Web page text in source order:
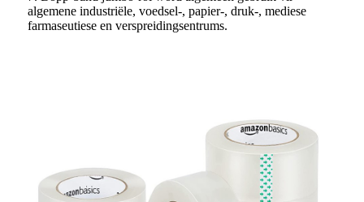
algemene industriële, voedsel-, papier-, druk-, mediese
farmaseutiese en verspreidingsentrums.